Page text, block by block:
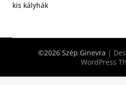
kis kályhák
©2026 Szép Ginevra |
WordPress